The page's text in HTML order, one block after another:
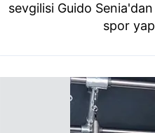
sevgilisi Guido
spor